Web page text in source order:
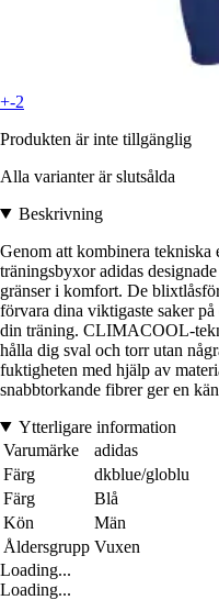
+-2
Produkten är inte tillgänglig
Alla varianter är slutsålda
Beskrivning
Genom att kombinera tekniska
träningsbyxor adidas
gränser i komfort. De
förvara dina viktigaste saker på
din träning. CLIMACOOL-
hålla dig sval och torr utan
fuktigheten med hjälp av
snabbtorkande fibrer ger en
Ytterligare information
Varumärke
adidas
Färg
dkblue/globlu
Färg
Blå
Kön
Män
Åldersgrupp Vuxen
Loading...
Loading...